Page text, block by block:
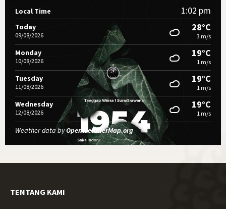
Local Time 1:02 pm
Today
09/08/2026
28°C
3 m/s
Monday
10/08/2026
19°C
1 m/s
Tuesday
11/08/2026
19°C
1 m/s
Wednesday
12/08/2026
19°C
1 m/s
Weather data byOpenWeatherMap.org
TENTANG KAMI